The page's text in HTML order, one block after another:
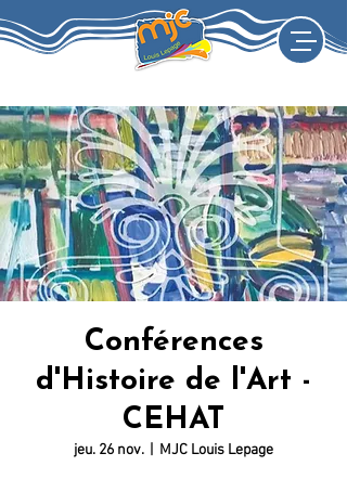
Conférences
d'Histoire de l'Art -
CEHAT
jeu. 26 nov.
  |
MJC Louis Lepage